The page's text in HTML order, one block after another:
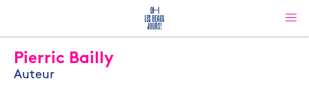
Pierric Bailly
Auteur